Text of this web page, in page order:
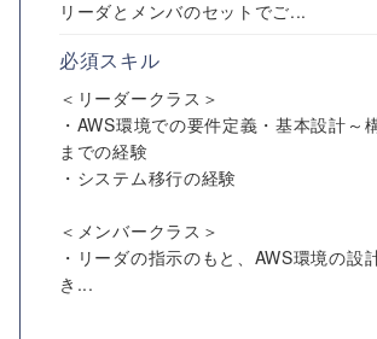
リーダとメンバのセットでご...
必須スキル
＜リーダークラス＞
・AWS環境での要件定義・基本設計～
までの経験
・システム移行の経験
＜メンバークラス＞
・リーダの指示のもと、AWS環境の設
き...